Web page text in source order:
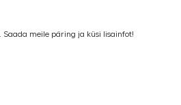
meile päring ja küsi lisainfot!